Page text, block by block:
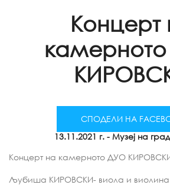
Концерт
СПОДЕЛИ НА
13.11.2021 г. - Музеј на
Концерт на камерното ДУО
Љубиша КИРОВСКИ- виола и виолина